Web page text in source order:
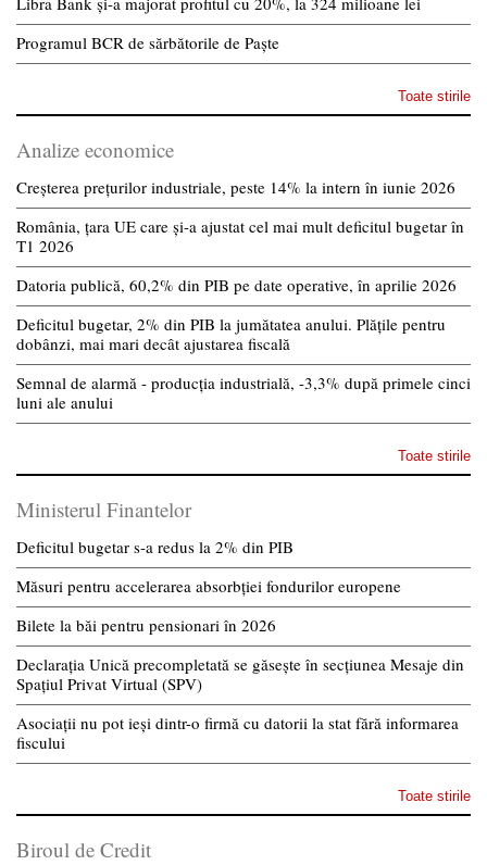
Programul BCR de sărbătorile de Paște
Toate stirile
Analize economice
Creșterea prețurilor industriale, peste 14% la intern în iunie 2026
România, țara UE care și-a ajustat cel mai mult deficitul bugetar în
T1 2026
Datoria publică, 60,2% din PIB pe date operative, în aprilie 2026
Deficitul bugetar, 2% din PIB la jumătatea anului. Plățile pentru
dobânzi, mai mari decât ajustarea fiscală
Semnal de alarmă - producția industrială, -3,3% după primele cinci
luni ale anului
Toate stirile
Ministerul Finantelor
Deficitul bugetar s-a redus la 2% din PIB
Măsuri pentru accelerarea absorbției fondurilor europene
Bilete la băi pentru pensionari în 2026
Declarația Unică precompletată se găsește în secțiunea Mesaje din
Spațiul Privat Virtual (SPV)
Asociații nu pot ieși dintr-o firmă cu datorii la stat fără informarea
fiscului
Toate stirile
Biroul de Credit